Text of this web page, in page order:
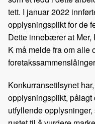
tett. I januar 2022
opplysningsplikt for de
Dette innebærer at Mer,
K må melde fra om alle
Konkurransetilsynet
opplysningsplikt, pålagt
utfyllende